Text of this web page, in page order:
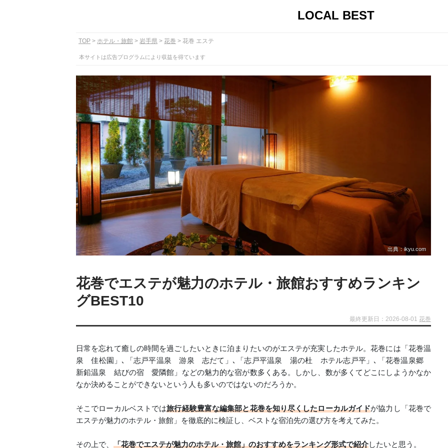
LOCAL BEST
TOP ホテル・旅館 岩手県 花巻 花巻 エステ
本サイトは広告プログラムにより収益を得ています
出典：ikyu.com
花巻でエステが魅力のホテル・旅館おすすめランキン
グBEST10
最終更新日：2026-08-01 花巻
日常を忘れて癒しの時間を過ごしたいときに泊まりたいのがエステが充実したホテル。花巻には「花巻温
泉 佳松園」､「志戸平温泉 游泉 志だて」､「志戸平温泉 湯の杜 ホテル志戸平」､「花巻温泉郷
新鉛温泉 結びの宿 愛隣館」などの魅力的な宿が数多くある。しかし、数が多くてどこにしようかなか
なか決めることができないという人も多いのではないのだろうか。
そこでローカルベストでは旅行経験豊富な編集部と花巻を知り尽くしたローカルガイドが協力し「花巻で
エステが魅力のホテル・旅館」を徹底的に検証し、ベストな宿泊先の選び方を考えてみた。
その上で、 「花巻でエステが魅力のホテル・旅館」のおすすめをランキング形式で紹介したいと思う。